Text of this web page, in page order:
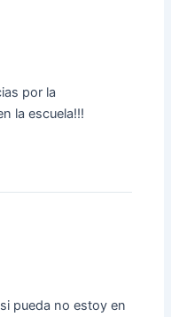
por la
la escuela!!!
pueda no estoy en